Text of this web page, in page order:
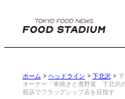
ホーム > ヘッドライン > 下北沢 >
オーナー「串焼きと煮野菜 下北沢
面店でフラッグシップ店を目指す